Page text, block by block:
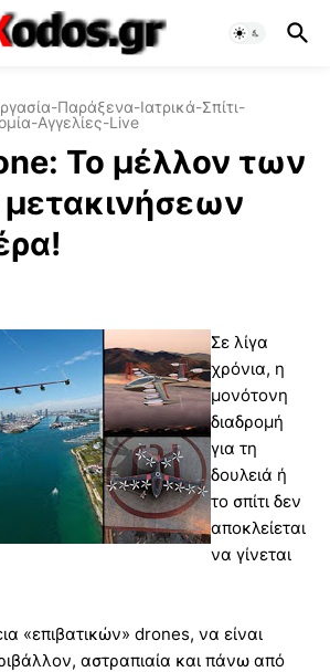
Παράξενα-Ιατρικά-Σπίτι-
Αγγελίες-Live
Το μέλλον των
Σε λίγα
χρόνια, η
μονότονη
διαδρομή
για τη
δουλειά ή
το σπίτι δεν
αποκλείεται
να γίνεται
«επιβατικών» drones, να είναι
αστραπιαία και πάνω από